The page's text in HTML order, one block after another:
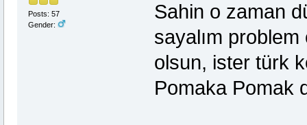
Posts: 57
Gender:
Sahin o zaman
sayalım
olsun, ister türk
Pomaka Pomak